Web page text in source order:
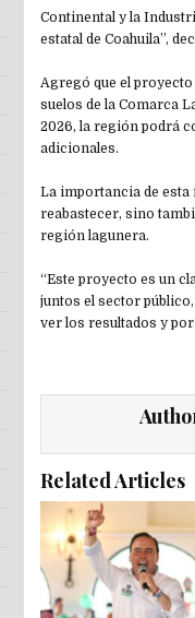
Continental y la
estatal de Coahuila”,
Agregó que el
suelos de la Comarca
2026, la región podrá
adicionales.
La importancia de esta
reabastecer, sino
región lagunera.
“Este proyecto es un
juntos el sector
ver los resultados y
Related Articles